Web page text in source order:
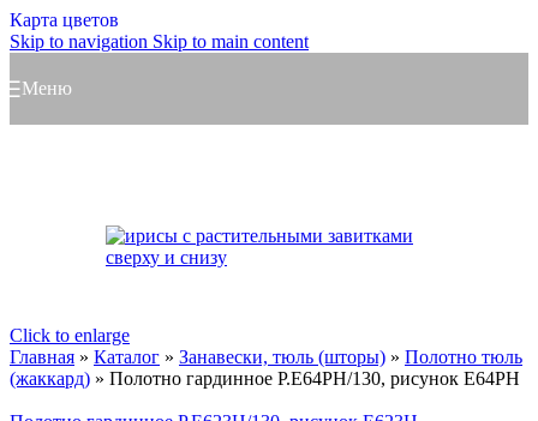
Карта цветов
Skip to navigation Skip to main content
Меню
Click to enlarge
Главная » Каталог » Занавески, тюль (шторы) » Полотно тюль
(жаккард) » Полотно гардинное Р.Е64РН/130, рисунок Е64РН